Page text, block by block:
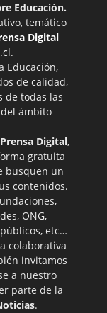
Educación.
temático
Digital
.
Educación,
de calidad,
de todas las
ámbito
Digital,
gratuita
busquen un
contenidos.
ONG,
etc…
colaborativa
invitamos
a nuestro
parte de la
.